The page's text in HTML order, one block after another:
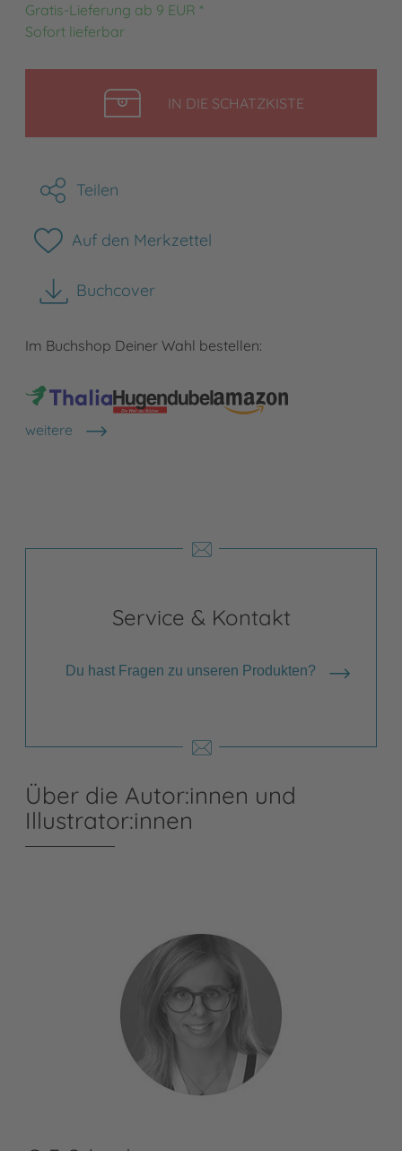
Gratis-Lieferung ab 9 EUR *
Sofort lieferbar
IN DIE SCHATZKISTELEGEN
Teilen
Auf den Merkzettel
Buchcover
herunterladen
Im Buchshop Deiner Wahl bestellen:
weitere
Shops anzeigen
Service & Kontakt
Du hast Fragen zu unseren Produkten?
Über die Autor:innen und
Illustrator:innen